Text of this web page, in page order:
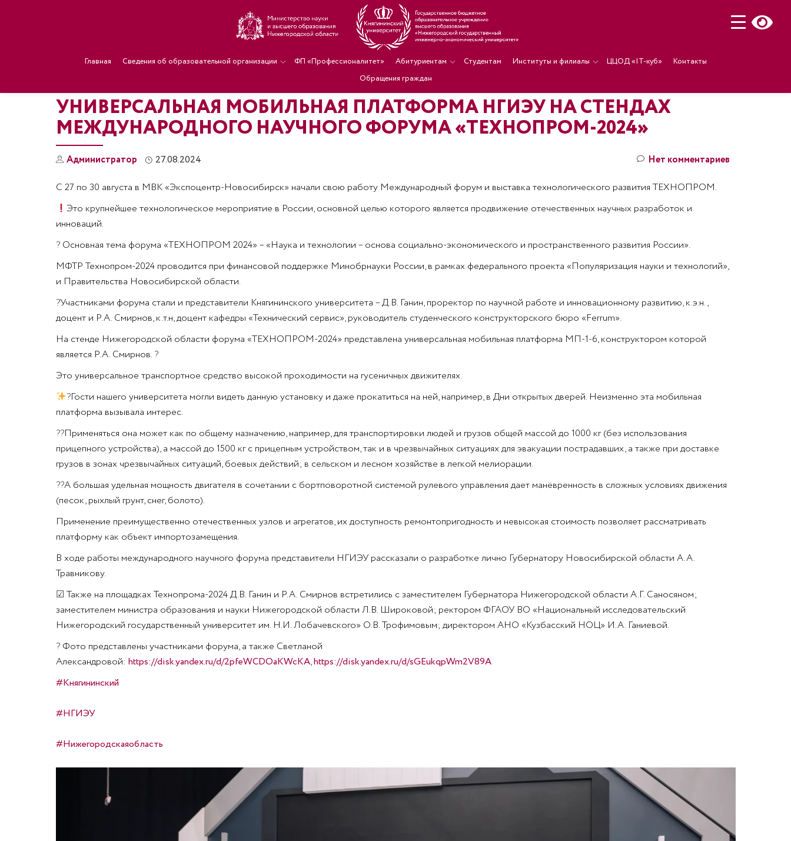
Главная Сведения об образовательной организации ФП «Профессионалитет» Абитуриентам Студентам Институты и филиалы ЦЦОД «IT-куб»
Контакты
Обращения граждан
УНИВЕРСАЛЬНАЯ МОБИЛЬНАЯ ПЛАТФОРМА НГИЭУ НА СТЕНДАХ
МЕЖДУНАРОДНОГО НАУЧНОГО ФОРУМА «ТЕХНОПРОМ-2024»
Администратор 27.08.2024 Нет комментариев
С 27 по 30 августа в МВК «Экспоцентр-Новосибирск» начали свою работу Международный форум и выставка технологического развития ТЕХНОПРОМ.
Это крупнейшее технологическое мероприятие в России, основной целью которого является продвижение отечественных научных разработок и
инноваций.
?Основная тема форума «ТЕХНОПРОМ 2024» – «Наука и технологии – основа социально-экономического и пространственного развития России».
МФТР Технопром-2024 проводится при финансовой поддержке Минобрнауки России, в рамках федерального проекта «Популяризация науки и технологий»,
и Правительства Новосибирской области.
?Участниками форума стали и представители Княгининского университета – Д.В. Ганин, проректор по научной работе и инновационному развитию, к.э.н.,
доцент и Р.А. Смирнов, к.т.н, доцент кафедры «Технический сервис», руководитель студенческого конструкторского бюро «Ferrum».
На стенде Нижегородской области форума «ТЕХНОПРОМ-2024» представлена универсальная мобильная платформа МП-1-6, конструктором которой
является Р.А. Смирнов. ?
Это универсальное транспортное средство высокой проходимости на гусеничных движителях.
?Гости нашего университета могли видеть данную установку и даже прокатиться на ней, например, в Дни открытых дверей. Неизменно эта мобильная
платформа вызывала интерес.
??Применяться она может как по общему назначению, например, для транспортировки людей и грузов общей массой до 1000 кг (без использования
прицепного устройства), а массой до 1500 кг с прицепным устройством, так и в чрезвычайных ситуациях для эвакуации пострадавших, а также при доставке
грузов в зонах чрезвычайных ситуаций, боевых действий; в сельском и лесном хозяйстве в легкой мелиорации.
??А большая удельная мощность двигателя в сочетании с бортповоротной системой рулевого управления дает манёвренность в сложных условиях движения
(песок, рыхлый грунт, снег, болото).
Применение преимущественно отечественных узлов и агрегатов, их доступность ремонтопригодность и невысокая стоимость позволяет рассматривать
платформу как объект импортозамещения.
В ходе работы международного научного форума представители НГИЭУ рассказали о разработке лично Губернатору Новосибирской области А.А.
Травникову.
☑ Также на площадках Технопрома-2024 Д.В. Ганин и Р.А. Смирнов встретились с заместителем Губернатора Нижегородской области А.Г. Саносяном;
заместителем министра образования и науки Нижегородской области Л.В. Широковой; ректором ФГАОУ ВО «Национальный исследовательский
Нижегородский государственный университет им. Н.И. Лобачевского» О.В. Трофимовым; директором АНО «Кузбасский НОЦ» И.А. Ганиевой.
?Фото представлены участниками форума, а также Светланой
Александровой: https://disk.yandex.ru/d/2pfeWCDOaKWcKA,https://disk.yandex.ru/d/sGEukqpWm2V89A
#Княгининский
#НГИЭУ
#Нижегородскаяобласть